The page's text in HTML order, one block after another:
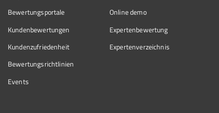
Bewertungsportale
Kundenbewertungen
Kundenzufriedenheit
Bewertungs­richtlinien
Events
Online demo
Expertenbewertung
Expertenverzeichnis